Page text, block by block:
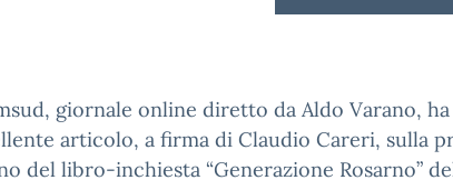
giornale online diretto da Aldo Varano,
articolo, a firma di Claudio Careri, sulla
del libro-inchiesta “Generazione Rosarno”